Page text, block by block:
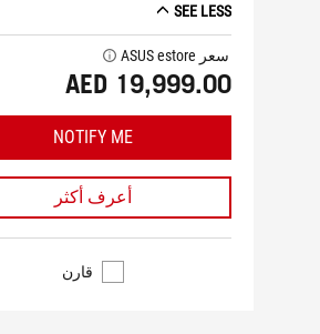
SEE LESS
سعر ASUS estore tooltip
AED 19,999.00
NOTIFY ME
أعرف أكثر
قارن